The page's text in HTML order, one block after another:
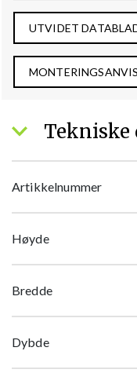
UTVIDET
Tekniske
Artikkelnummer
Høyde
Bredde
Dybde